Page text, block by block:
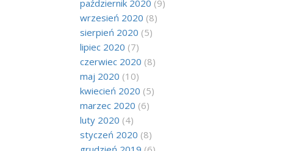
październik 2020 (9)
wrzesień 2020 (8)
sierpień 2020 (5)
lipiec 2020 (7)
czerwiec 2020 (8)
maj 2020 (10)
kwiecień 2020 (5)
marzec 2020 (6)
luty 2020 (4)
styczeń 2020 (8)